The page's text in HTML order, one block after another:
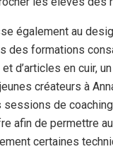
également au
des formations
d’articles en cuir,
créateurs à
de
afin de permettre
certaines